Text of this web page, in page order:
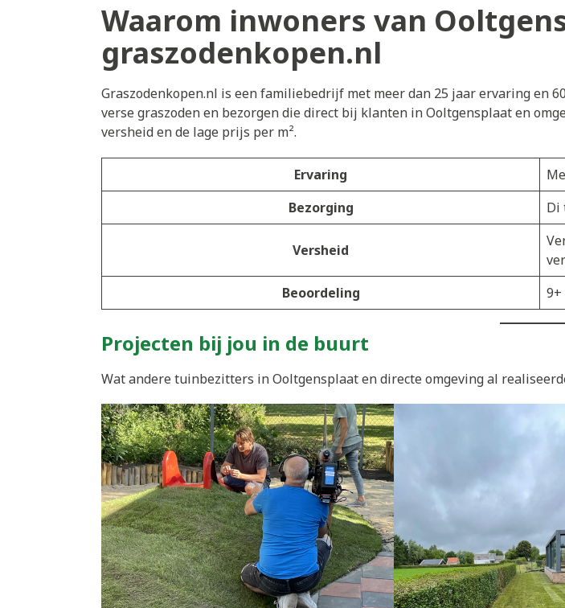
Waarom inwoners van
graszodenkopen.nl
Graszodenkopen.nl is een familiebedrijf met meer dan 25 jaar ervaring en
verse graszoden en bezorgen die direct bij klanten in Ooltgensplaat en
versheid en de lage prijs per m².
Ervaring
Bezorging
Di
Versheid
Beoordeling
9+
Projecten bij jou in de buurt
Wat andere tuinbezitters in Ooltgensplaat en directe omgeving al